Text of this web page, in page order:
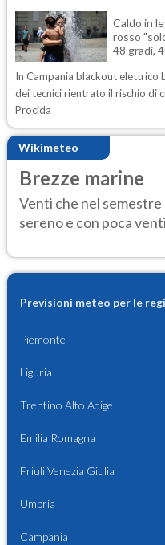
Caldo in
rosso
48 gradi,
In Campania blackout
dei tecnici rientrato il rischio di
Procida
Wikimeteo
Brezze marine
Venti che nel
sereno e con poca
Previsioni meteo per le
Piemonte
Liguria
Trentino Alto Adige
Emilia Romagna
Friuli Venezia Giulia
Umbria
Campania